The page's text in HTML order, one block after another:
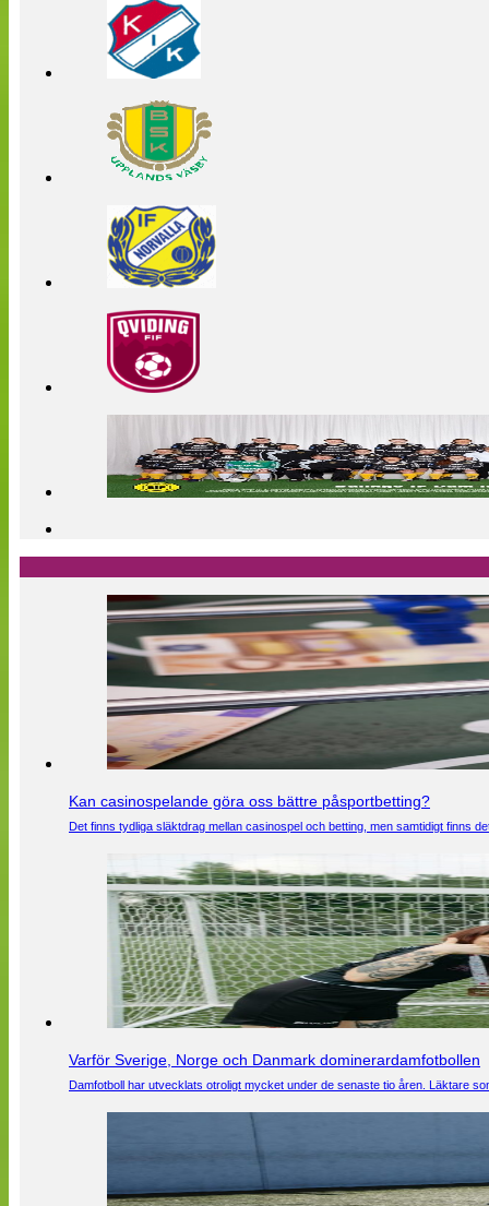
Kan casinospelande göra oss bättre påsportbetting?
Det finns tydliga släktdrag mellan casinospel och betting, men samtidigt finns
Varför Sverige, Norge och Danmark dominerardamfotbollen
Damfotboll har utvecklats otroligt mycket under de senaste tio åren. Läktare